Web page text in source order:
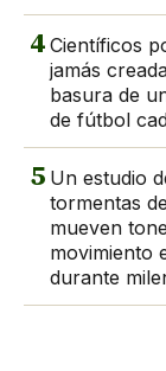
4 Científicos
jamás
basura de
de fútbol
5 Un estudio
tormentas
mueven
movimiento
durante